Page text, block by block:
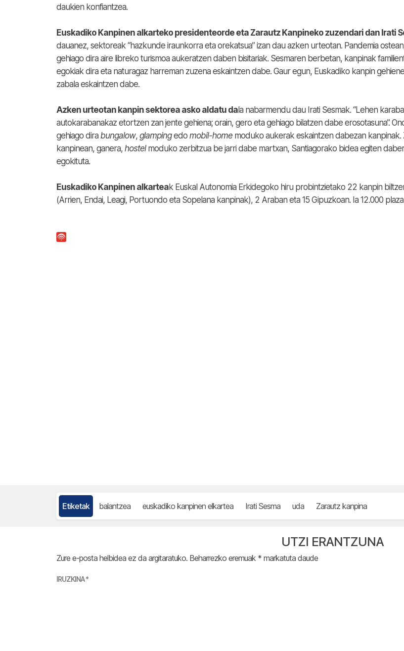
daukien konfiantzea.
Euskadiko Kanpinen alkarteko presidenteorde eta Zarautz Kanpineko zuzendari dan Irati
dauanez, sektoreak “hazkunde iraunkorra eta orekatsua” izan dau azken urteotan. Pandemia
gehiago dira aire libreko turismoa aukeratzen daben bisitariak. Sesmaren berbetan, kanpinak
egokiak dira eta naturagaz harreman zuzena eskaintzen dabe. Gaur egun, Euskadiko kanpin
zabala eskaintzen dabe.
Azken urteotan kanpin sektorea asko aldatu dala nabarmendu dau Irati Sesmak. “Lehen
autokarabanakaz etortzen zan jente gehiena; orain, gero eta gehiago bilatzen dabe erosotasuna”.
gehiago dira bungalow, glampingedo mobil-homemoduko aukerak eskaintzen dabezan kanpinak.
kanpinean, ganera, hostelmoduko zerbitzua be jarri dabe martxan, Santiagorako bidea egiten
egokituta.
Euskadiko Kanpinen alkarteak Euskal Autonomia Erkidegoko hiru probintzietako 22 kanpin
(Arrien, Endai, Leagi, Portuondo eta Sopelana kanpinak), 2 Araban eta 15 Gipuzkoan. Ia 12.000
Etiketak balantzea euskadiko kanpinen elkartea Irati Sesma uda Zarautz kanpina
UTZI ERANTZUNA
Zure e-posta helbidea ez da argitaratuko. Beharrezko eremuak * markatuta daude
IRUZKINA*